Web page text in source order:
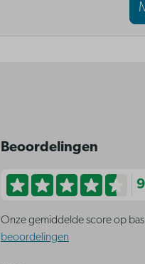
Beoordelingen
Onze gemiddelde score op
beoordelingen